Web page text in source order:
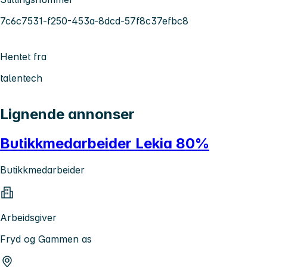
7c6c7531-f250-453a-8dcd-57f8c37efbc8
Hentet fra
talentech
Lignende annonser
Butikkmedarbeider Lekia 80%
Butikkmedarbeider
Arbeidsgiver
Fryd og Gammen as